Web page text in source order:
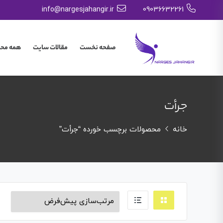
09036632261
info@nargesjahangir.ir
صفحه نخست مقالات سایت همه
جرأت
خانه محصولات برچسب خورده “جرأت”